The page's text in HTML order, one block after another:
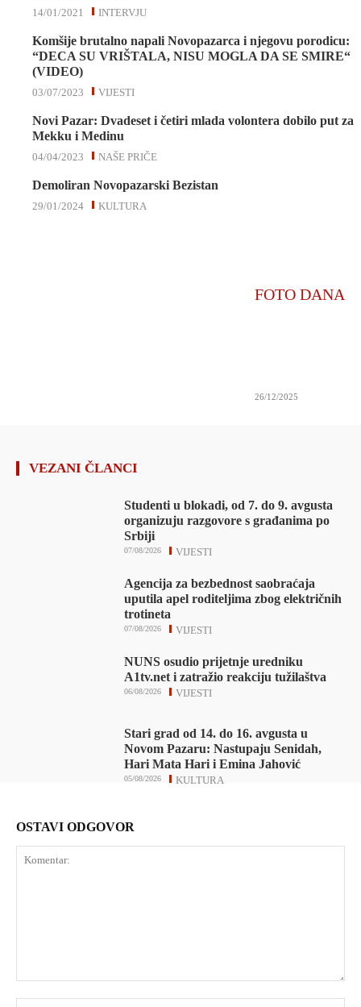
INTERVJU
14/01/2021
Komšije brutalno napali Novopazarca i njegovu porodicu:
“DECA SU VRIŠTALA, NISU MOGLA DA SE SMIRE“
(VIDEO)
VIJESTI
03/07/2023
Novi Pazar: Dvadeset i četiri mlada volontera dobilo put za
Mekku i Medinu
NAŠE PRIČE
04/04/2023
Demoliran Novopazarski Bezistan
KULTURA
29/01/2024
FOTO DANA
26/12/2025
VEZANI ČLANCI
Studenti u blokadi, od 7. do 9. avgusta
organizuju razgovore s građanima po
Srbiji
VIJESTI
07/08/2026
Agencija za bezbednost saobraćaja
uputila apel roditeljima zbog električnih
trotineta
VIJESTI
07/08/2026
NUNS osudio prijetnje uredniku
A1tv.net i zatražio reakciju tužilaštva
VIJESTI
06/08/2026
Stari grad od 14. do 16. avgusta u
Novom Pazaru: Nastupaju Senidah,
Hari Mata Hari i Emina Jahović
KULTURA
05/08/2026
OSTAVI ODGOVOR